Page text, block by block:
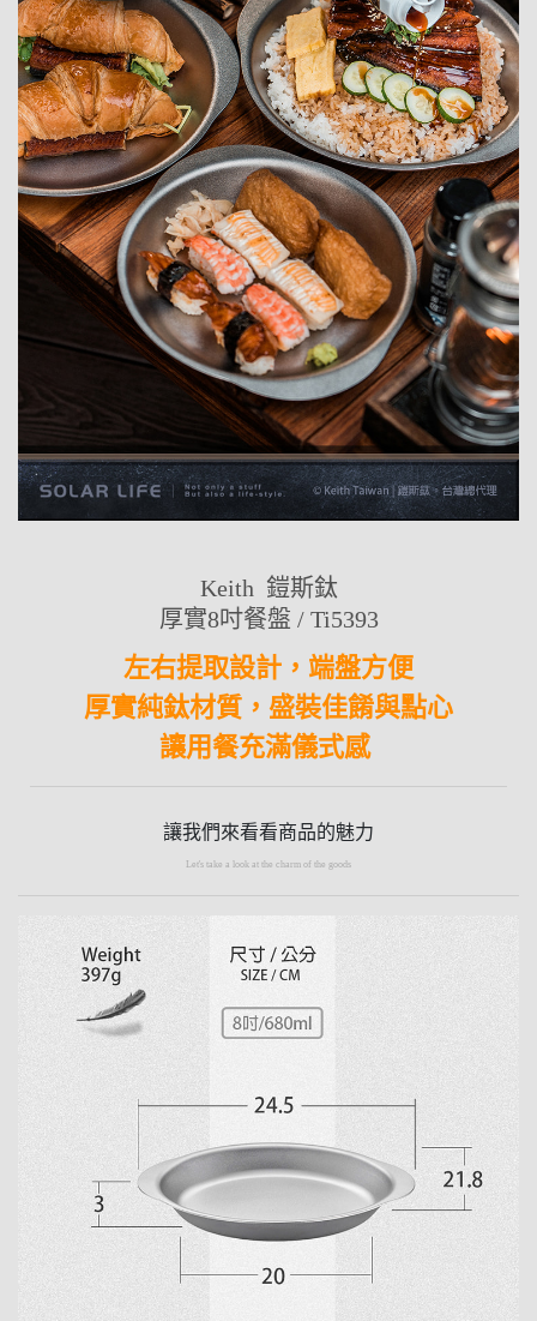
Keith 鎧斯鈦
厚實8吋餐盤 / Ti5393
左右提取設計，端盤方便
厚實純鈦材質，盛裝佳餚與點心
讓用餐充滿儀式感
讓我們來看看商品的魅力
Let's take a look at the charm of the goods